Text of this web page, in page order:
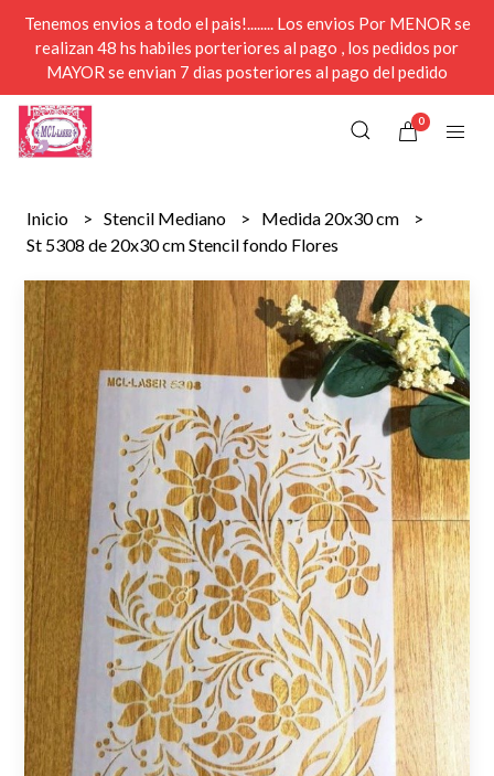
Tenemos envios a todo el pais!........ Los envios Por MENOR se
realizan 48 hs habiles porteriores al pago , los pedidos por
MAYOR se envian 7 dias posteriores al pago del pedido
0
Inicio Stencil Mediano
Medida 20x30 cm
St 5308 de 20x30 cm Stencil fondo Flores